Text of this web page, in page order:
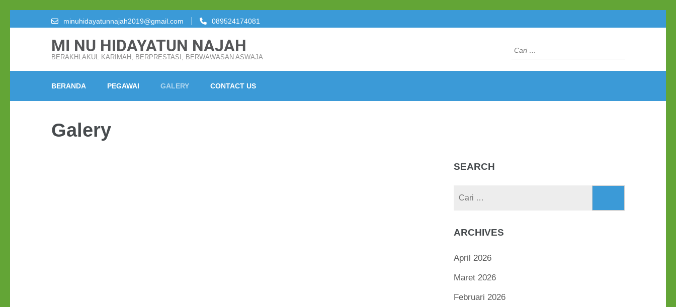
ke
Enter)
minuhidayatunnajah2019@gmail.com 089524174081
MI NU HIDAYATUN NAJAH
BERAKHLAKUL KARIMAH, BERPRESTASI, BERWAWASAN ASWAJA
Cari
untuk:
BERANDA PEGAWAI GALERY CONTACT US
Galery
SEARCH
ARCHIVES
April 2026
Maret 2026
Februari 2026